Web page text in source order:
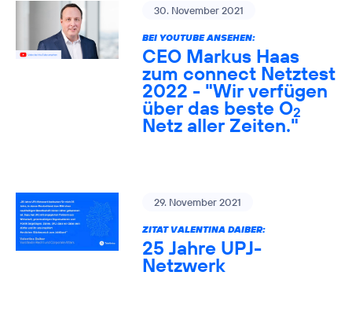
30. November 2021
BEI YOUTUBE ANSEHEN:
CEO Markus Haas
zum connect Netztest
2022 - "Wir verfügen
über das beste O2
Netz aller Zeiten."
29. November 2021
ZITAT VALENTINA DAIBER:
25 Jahre UPJ-
Netzwerk